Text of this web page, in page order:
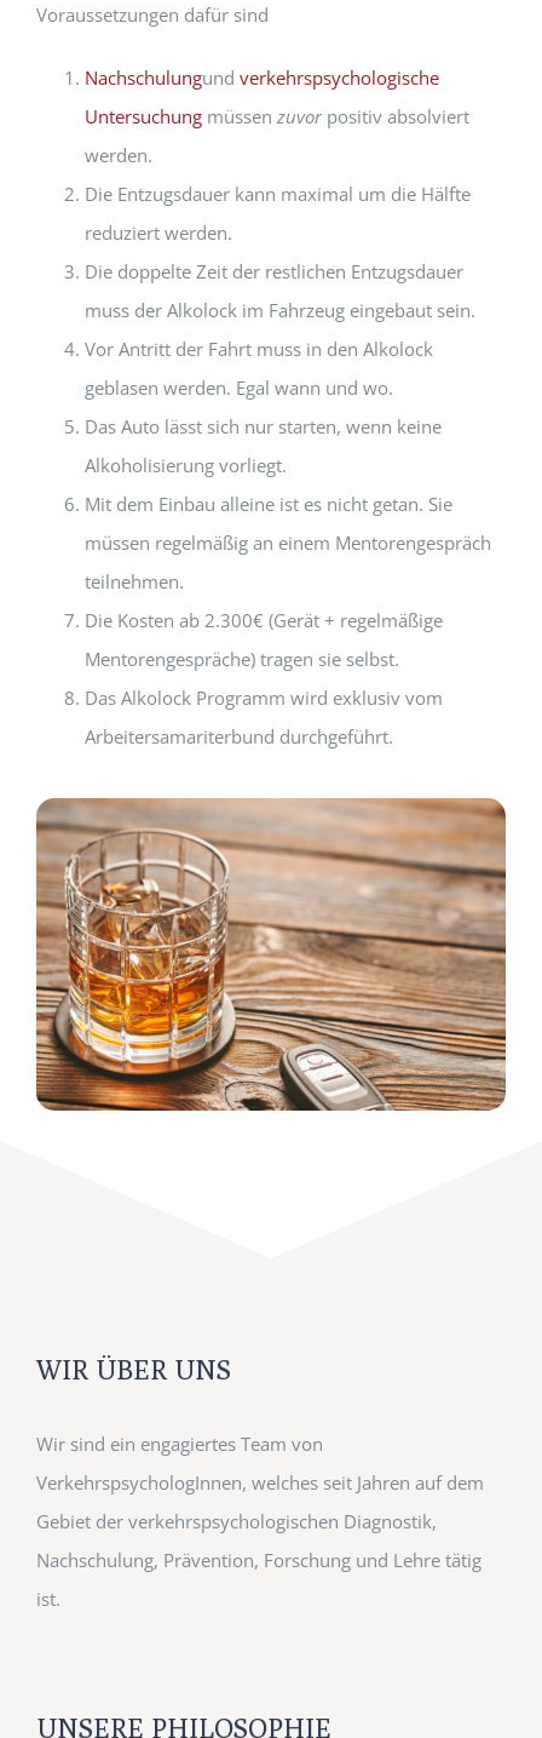
Voraussetzungen dafür sind
Nachschulungund verkehrspsychologische
Untersuchungmüssen zuvorpositiv absolviert
werden.
Die Entzugsdauer kann maximal um die Hälfte
reduziert werden.
Die doppelte Zeit der restlichen Entzugsdauer
muss der Alkolock im Fahrzeug eingebaut sein.
Vor Antritt der Fahrt muss in den Alkolock
geblasen werden. Egal wann und wo.
Das Auto lässt sich nur starten, wenn keine
Alkoholisierung vorliegt.
Mit dem Einbau alleine ist es nicht getan. Sie
müssen regelmäßig an einem Mentorengespräch
teilnehmen.
Die Kosten ab 2.300€ (Gerät + regelmäßige
Mentorengespräche) tragen sie selbst.
Das Alkolock Programm wird exklusiv vom
Arbeitersamariterbund durchgeführt.
WIR ÜBER UNS
Wir sind ein engagiertes Team von
VerkehrspsychologInnen, welches seit Jahren auf dem
Gebiet der verkehrspsychologischen Diagnostik,
Nachschulung, Prävention, Forschung und Lehre tätig
ist.
UNSERE PHILOSOPHIE